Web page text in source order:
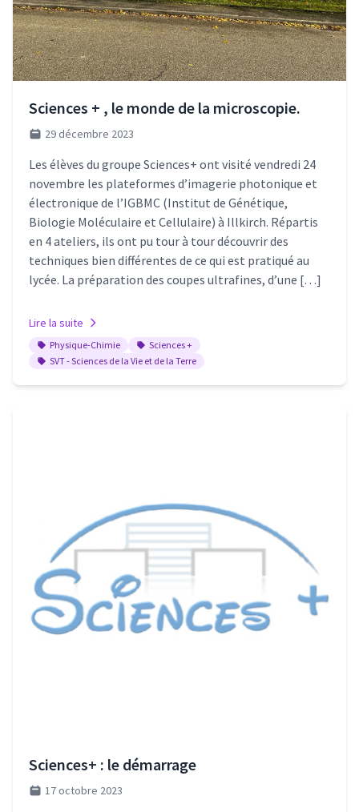
Sciences + , le monde de la microscopie.
29 décembre 2023
Les élèves du groupe Sciences+ ont visité vendredi 24
novembre les plateformes d’imagerie photonique et
électronique de l’IGBMC (Institut de Génétique,
Biologie Moléculaire et Cellulaire) à Illkirch. Répartis
en 4 ateliers, ils ont pu tour à tour découvrir des
techniques bien différentes de ce qui est pratiqué au
lycée. La préparation des coupes ultrafines, d’une […]
Lire la suite
Physique-Chimie
Sciences +
SVT - Sciences de la Vie et de la Terre
Sciences+ : le démarrage
17 octobre 2023